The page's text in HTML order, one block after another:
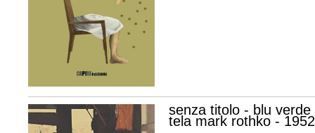
senza titolo - blu
tela mark rothko -